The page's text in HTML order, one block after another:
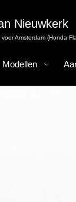
Nieuwkerk
Amsterdam (Honda
Modellen